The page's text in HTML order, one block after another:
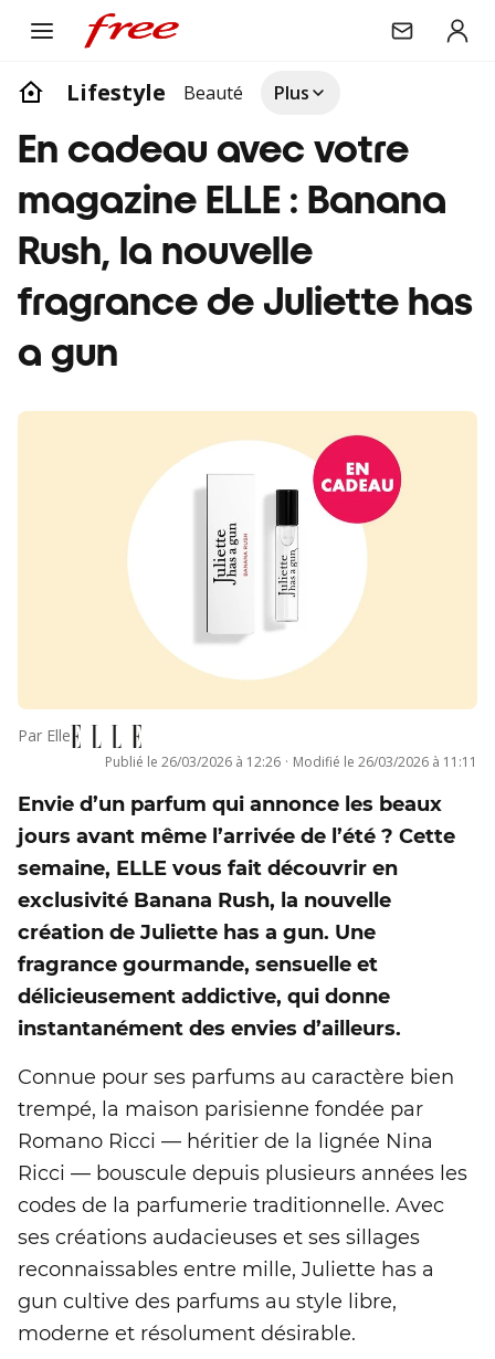
Lifestyle Beauté Plus
En cadeau avec votre
magazine ELLE : Banana
Rush, la nouvelle
fragrance de Juliette has
a gun
Par Elle
Publié le 26/03/2026 à 12:26 · Modifié le 26/03/2026 à 11:11
Envie d’un parfum qui annonce les beaux
jours avant même l’arrivée de l’été ? Cette
semaine, ELLE vous fait découvrir en
exclusivité Banana Rush, la nouvelle
création de Juliette has a gun. Une
fragrance gourmande, sensuelle et
délicieusement addictive, qui donne
instantanément des envies d’ailleurs.
Connue pour ses parfums au caractère bien
trempé, la maison parisienne fondée par
Romano Ricci — héritier de la lignée Nina
Ricci — bouscule depuis plusieurs années les
codes de la parfumerie traditionnelle. Avec
ses créations audacieuses et ses sillages
reconnaissables entre mille, Juliette has a
gun cultive des parfums au style libre,
moderne et résolument désirable.